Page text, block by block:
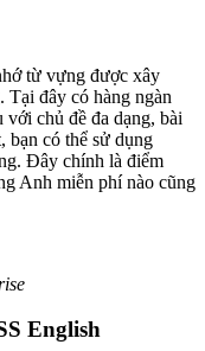
từ vựng được xây
Tại đây có hàng ngàn
chủ đề đa dạng, bài
bạn có thể sử dụng
Đây chính là điểm
Anh miễn phí nào cũng
English